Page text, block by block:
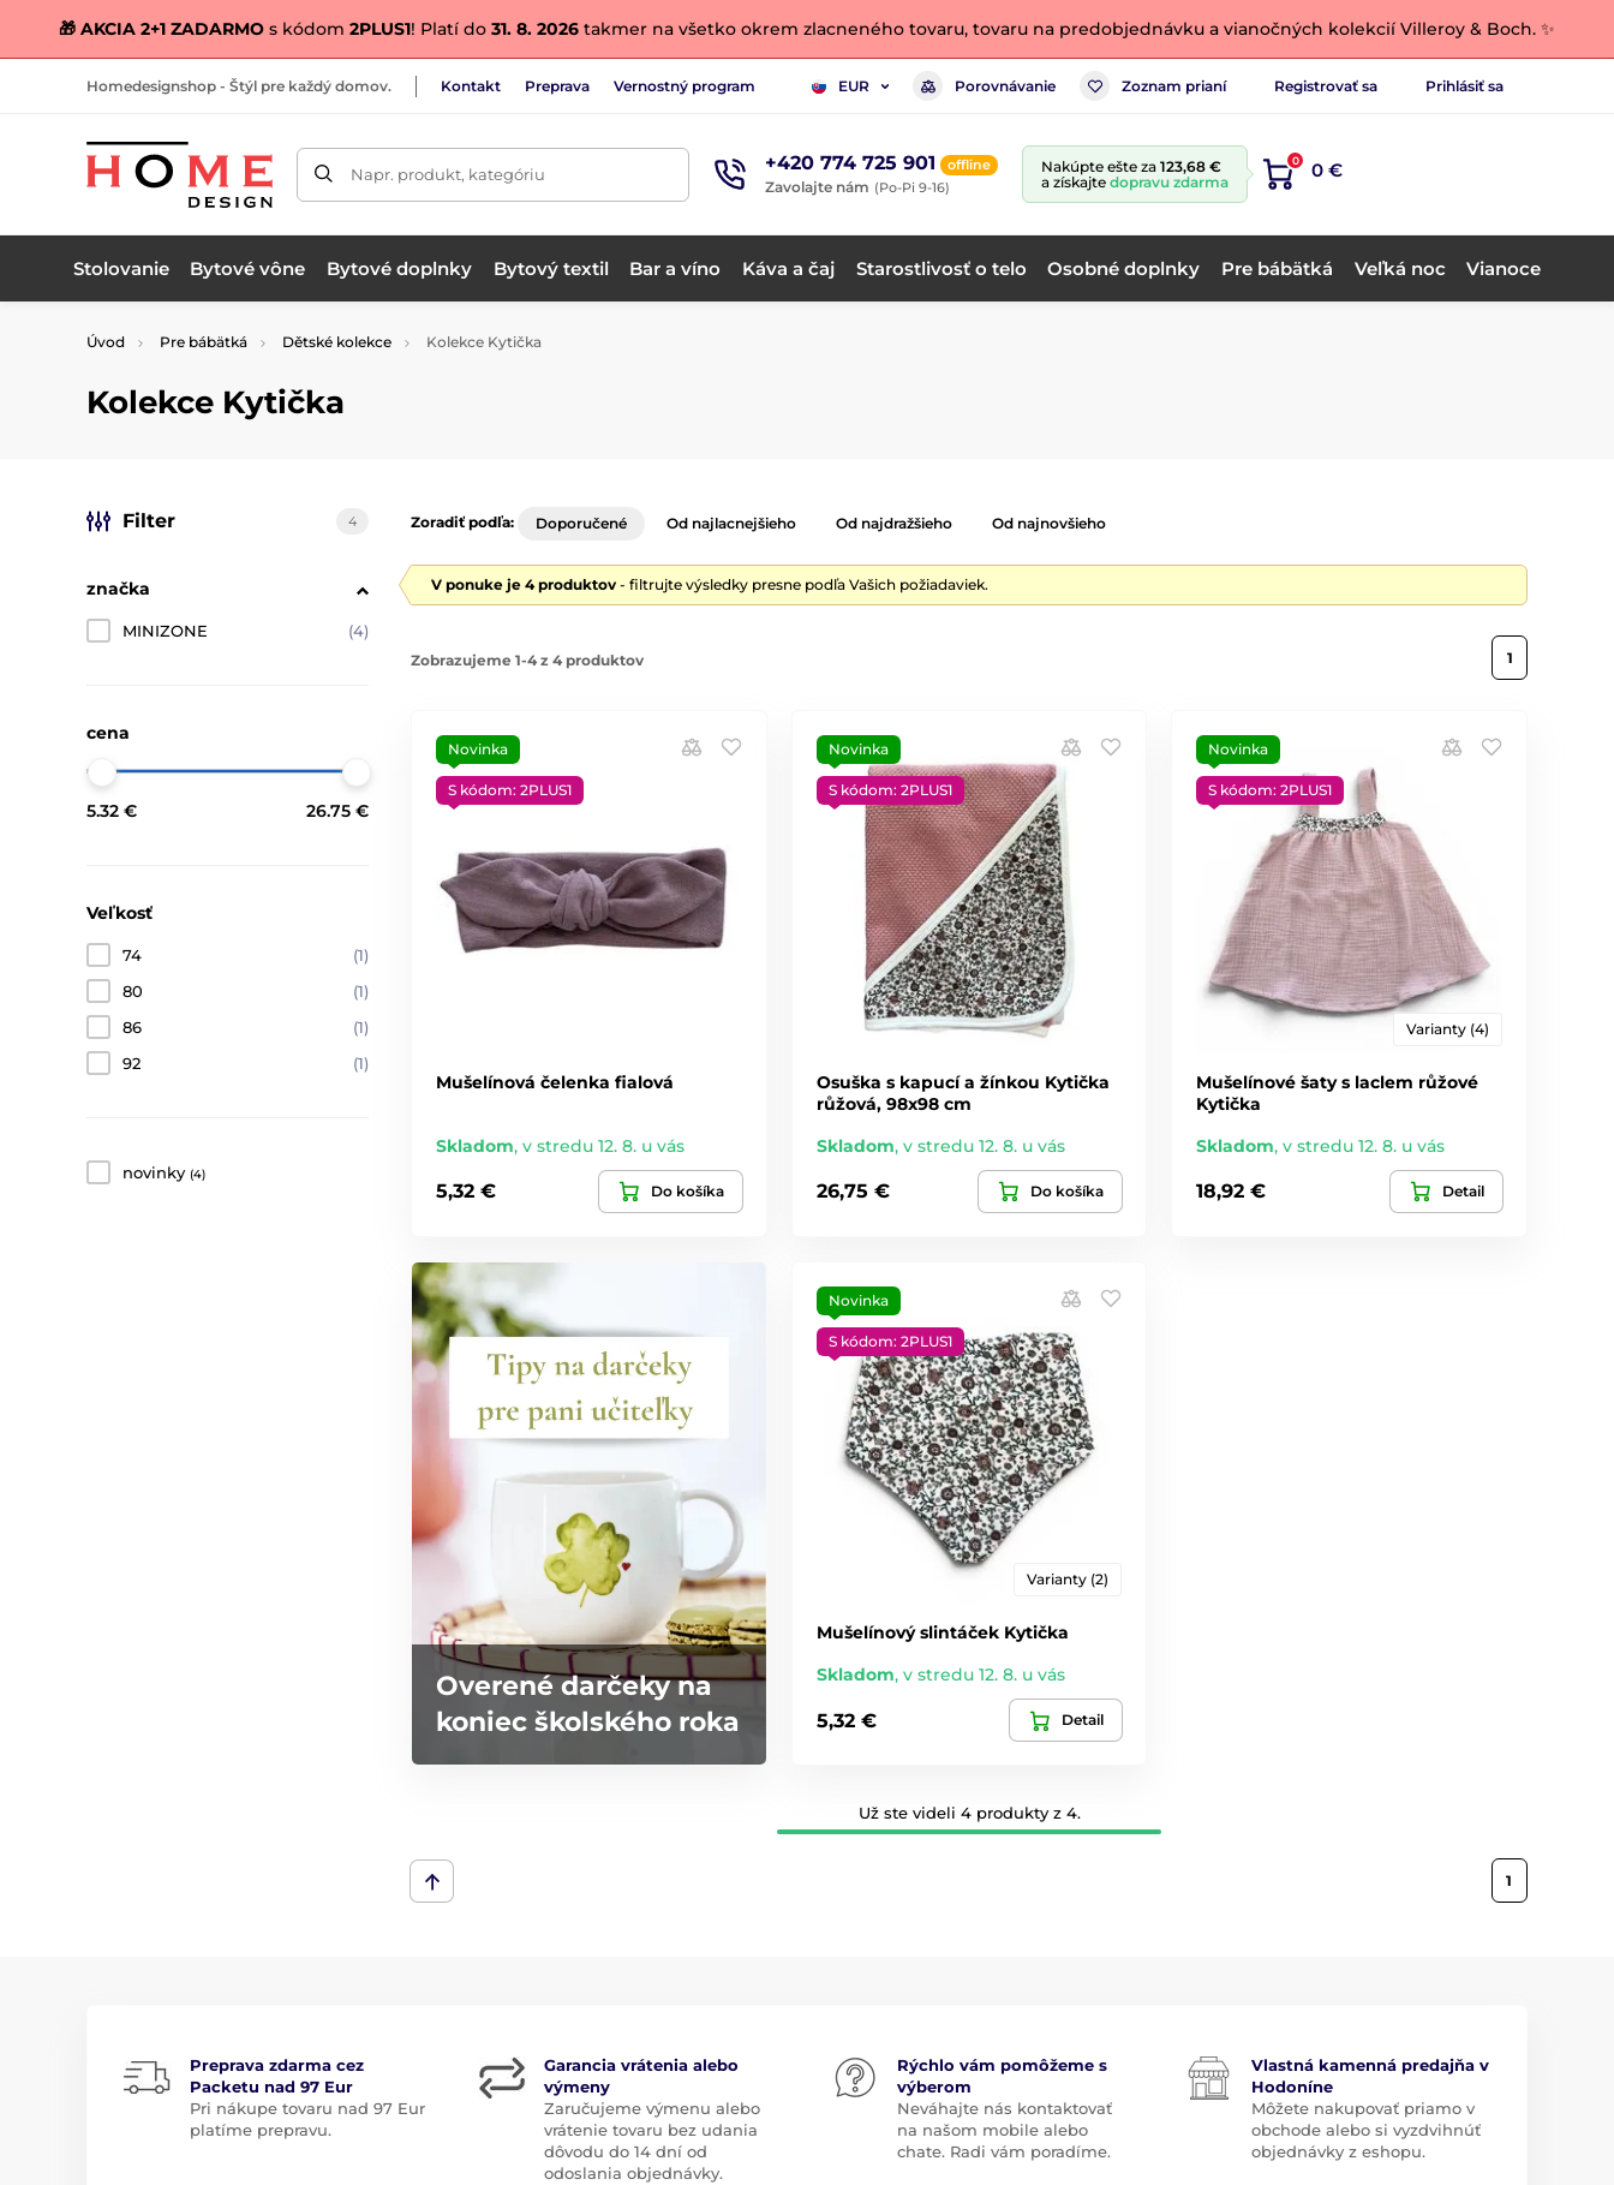
🎁 AKCIA 2+1 ZADARMO s kódom 2PLUS1! Platí do 31. 8. 2026 takmer na všetko okrem zlacneného tovaru, tovaru na predobjednávku a vianočných kolekcií Villeroy & Boch. ✨
Homedesignshop - Štýl pre každý domov. Kontakt Preprava Vernostný program EUR Porovnávanie Zoznam prianí Registrovať sa Prihlásiť sa
Napr. produkt, kategóriu +420 774 725 901 offline
Zavolajte nám (Po-Pi 9-16)
Nakúpte ešte za 123,68 €
a získajte dopravu zdarma
0 0 €
Stolovanie Bytové vône Bytové doplnky Bytový textil Bar a víno Káva a čaj Starostlivosť o telo Osobné doplnky Pre bábätká Veľká noc Vianoce
Úvod Pre bábätká Dětské kolekce Kolekce Kytička
Kolekce Kytička
Filter 4
značka
MINIZONE (4)
cena
5.32 € 26.75 €
Veľkosť
74
(1)
80
(1)
86
(1)
92
(1)
novinky (4)
Zoradiť podľa: Doporučené Od najlacnejšieho Od najdražšieho Od najnovšieho
V ponuke je 4 produktov - filtrujte výsledky presne podľa Vašich požiadaviek.
Zobrazujeme 1-4 z 4 produktov 1
Novinka
S kódom: 2PLUS1
Mušelínová čelenka fialová
Skladom, v stredu 12. 8. u vás
5,32 € Do košíka
Novinka
S kódom: 2PLUS1
Osuška s kapucí a žínkou Kytička
růžová, 98x98 cm
Skladom, v stredu 12. 8. u vás
26,75 € Do košíka
Novinka
S kódom: 2PLUS1
Varianty (4)
Mušelínové šaty s laclem růžové
Kytička
Skladom,v stredu 12. 8. u vás
18,92 € Detail
Overené darčeky na
koniec školského roka
Novinka
S kódom: 2PLUS1
Varianty (2)
Mušelínový slintáček Kytička
Skladom, v stredu 12. 8. u vás
5,32 € Detail
Už ste videli 4 produkty z 4.
1
Preprava zdarma cez
Packetu nad 97 Eur
Pri nákupe tovaru nad 97 Eur
platíme prepravu.
Garancia vrátenia alebo
výmeny
Zaručujeme výmenu alebo
vrátenie tovaru bez udania
dôvodu do 14 dní od
odoslania objednávky.
Rýchlo vám pomôžeme s
výberom
Neváhajte nás kontaktovať
na našom mobile alebo
chate. Radi vám poradíme.
Vlastná kamenná predajňa v
Hodoníne
Môžete nakupovať priamo v
obchode alebo si vyzdvihnúť
objednávky z eshopu.